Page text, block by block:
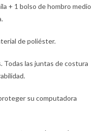
+ 1 bolso de hombro medio
de poliéster.
Todas las juntas de costura
su computadora